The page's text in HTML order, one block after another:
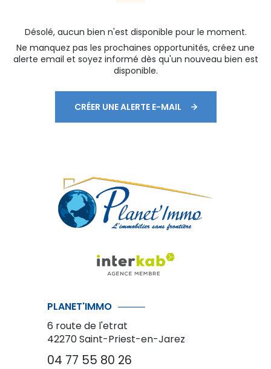
Désolé, aucun bien n'est disponible pour le moment.
Ne manquez pas les prochaines opportunités, créez une
alerte email et soyez informé dès qu'un nouveau bien est
disponible.
CRÉER UNE ALERTE E-MAIL
PLANET'IMMO
6 route de l'etrat
42270Saint-Priest-en-Jarez
04 77 55 80 26